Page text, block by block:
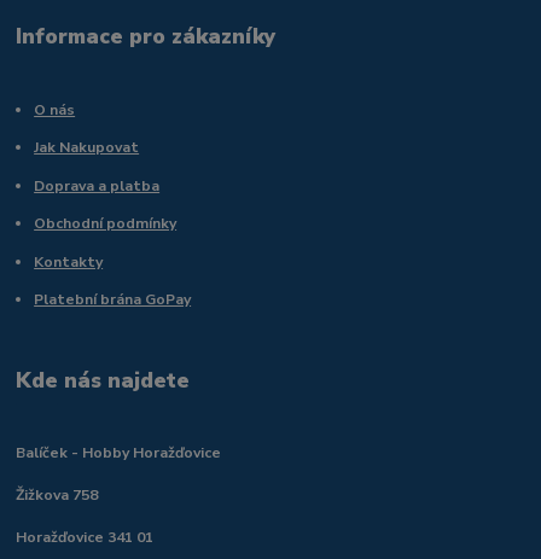
Informace pro zákazníky
O nás
Jak Nakupovat
Doprava a platba
Obchodní podmínky
Kontakty
Platební brána GoPay
Kde nás najdete
Balíček - Hobby Horažďovice
Žižkova 758
Horažďovice 341 01